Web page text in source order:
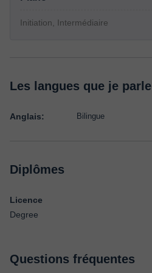
Initiation, Intermédiaire
Les langues que je parle
Anglais: Bilingue
Diplômes
Licence
Degree
Questions fréquentes